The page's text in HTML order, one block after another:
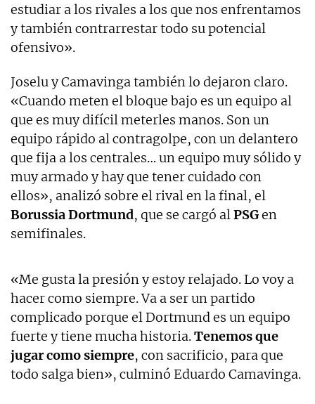
estudiar a los rivales a los que nos enfrentamos
y también contrarrestar todo su potencial
ofensivo».
Joselu y Camavinga también lo dejaron claro.
«Cuando meten el bloque bajo es un equipo al
que es muy difícil meterles manos. Son un
equipo rápido al contragolpe, con un delantero
que fija a los centrales… un equipo muy sólido y
muy armado y hay que tener cuidado con
ellos», analizó sobre el rival en la final, el
Borussia Dortmund, que se cargó alPSGen
semifinales.
«Me gusta la presión y estoy relajado. Lo voy a
hacer como siempre. Va a ser un partido
complicado porque el Dortmund es un equipo
fuerte y tiene mucha historia.Tenemos que
jugar como siempre, con sacrificio, para que
todo salga bien», culminó Eduardo Camavinga.